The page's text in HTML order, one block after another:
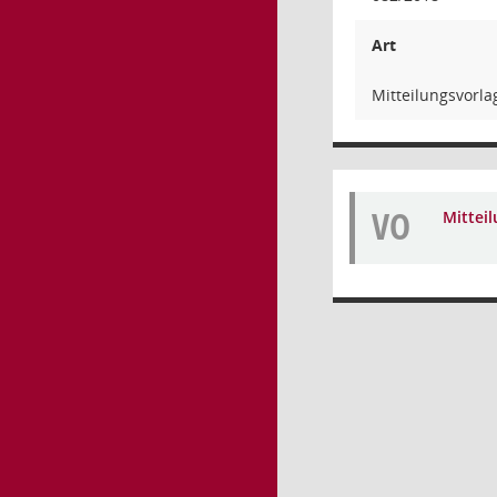
Art
VO